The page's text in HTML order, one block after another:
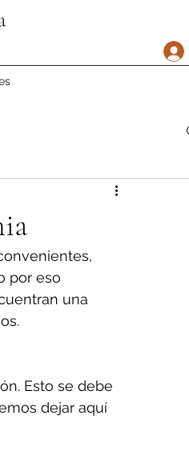
por eso
una
Esto se debe
dejar aquí